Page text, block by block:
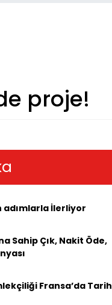
proje!
adımlarla İlerliyor
Sahip Çık, Nakit Öde,
Fransa’da Tarih